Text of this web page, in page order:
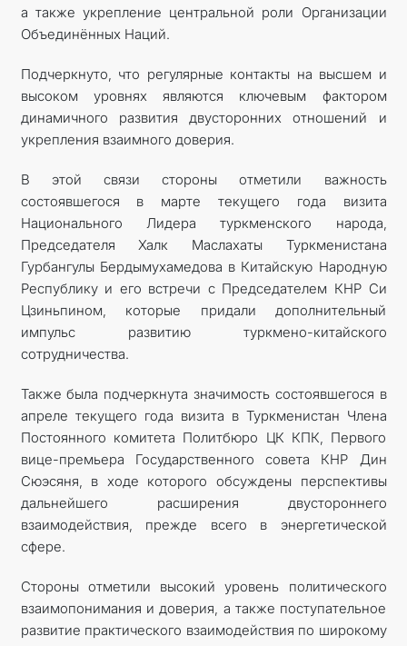
а также укрепление центральной роли Организации
Объединённых Наций.
Подчеркнуто, что регулярные контакты на высшем и
высоком уровнях являются ключевым фактором
динамичного развития двусторонних отношений и
укрепления взаимного доверия.
В этой связи стороны отметили важность
состоявшегося в марте текущего года визита
Национального Лидера туркменского народа,
Председателя Халк Маслахаты Туркменистана
Гурбангулы Бердымухамедова в Китайскую Народную
Республику и его встречи с Председателем КНР Си
Цзиньпином, которые придали дополнительный
импульс развитию туркмено-китайского
сотрудничества.
Также была подчеркнута значимость состоявшегося в
апреле текущего года визита в Туркменистан Члена
Постоянного комитета Политбюро ЦК КПК, Первого
вице-премьера Государственного совета КНР Дин
Сюэсяня, в ходе которого обсуждены перспективы
дальнейшего расширения двустороннего
взаимодействия, прежде всего в энергетической
сфере.
Стороны отметили высокий уровень политического
взаимопонимания и доверия, а также поступательное
развитие практического взаимодействия по широкому